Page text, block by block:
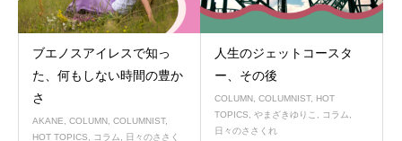
ブエノスアイレスで知っ
た、何もしない時間の豊か
さ
AKANE COLUMN COLUMNIST,
HOT TOPICS
コラム
日々のささく
人生のジェットコースタ
ー、その後
COLUMN COLUMNIST, HOT
TOPICS
やまざきゆりこ コラム
日々のささくれ